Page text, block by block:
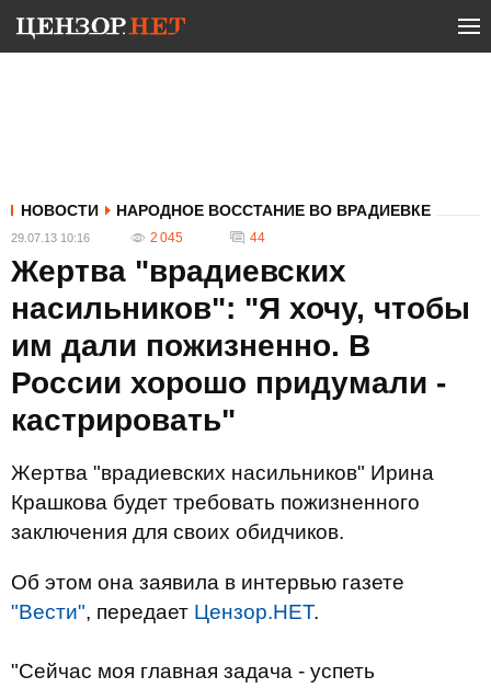
НОВОСТИ НАРОДНОЕ ВОССТАНИЕ ВО ВРАДИЕВКЕ
29.07.13 10:16 2 045 44
Жертва "врадиевских
насильников": "Я хочу, чтобы
им дали пожизненно. В
России хорошо придумали -
кастрировать"
Жертва "врадиевских насильников" Ирина
Крашкова будет требовать пожизненного
заключения для своих обидчиков.
Об этом она заявила в интервью газете
"Вести", передает Цензор.НЕТ.
"Сейчас моя главная задача - успеть